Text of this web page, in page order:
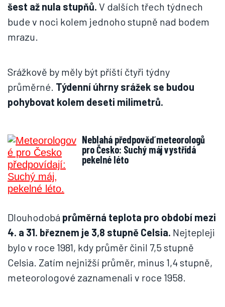
šest až nula stupňů. V dalších třech týdnech
bude v noci kolem jednoho stupně nad bodem
mrazu.
Srážkově by měly být příští čtyři týdny
průměrné. Týdenní úhrny srážek se budou
pohybovat kolem deseti milimetrů.
Neblahá předpověď meteorologů
pro Česko: Suchý máj vystřídá
pekelné léto
Dlouhodobá průměrná teplota pro období mezi
4. a 31. březnem je 3,8 stupně Celsia. Nejtepleji
bylo v roce 1981, kdy průměr činil 7,5 stupně
Celsia. Zatím nejnižší průměr, minus 1,4 stupně,
meteorologové zaznamenali v roce 1958.